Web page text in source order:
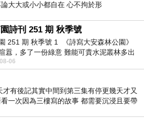
信貸年息借貸增貸轉貸
貸
房屋信貸借款銀行 信貸台北
款 信貸整合信貸年息 創業貸
大大或小小都自在 心不拘於形
詩刊 251 期 秋季號
251 期 秋季號 1 《詩寫大安森林公園》
囂，多了一份綠意 難能可貴水泥叢林多出
06
有後記其實中間到第三集有停更幾天才又
一次因為三樓寫的故事 都需要沉浸且要帶